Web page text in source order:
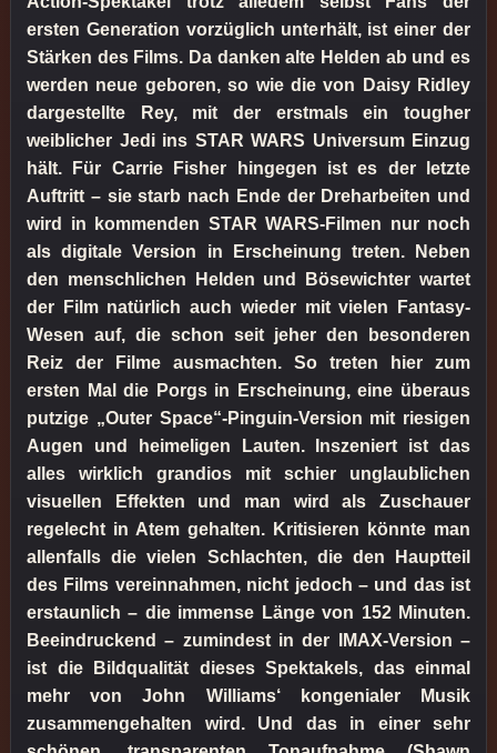
ersten Generation vorzüglich unterhält, ist einer der
Stärken des Films. Da danken alte Helden ab und es
werden neue geboren, so wie die von Daisy Ridley
dargestellte Rey, mit der erstmals ein tougher
weiblicher Jedi ins STAR WARS Universum Einzug
hält. Für Carrie Fisher hingegen ist es der letzte
Auftritt – sie starb nach Ende der Dreharbeiten und
wird in kommenden STAR WARS-Filmen nur noch
als digitale Version in Erscheinung treten. Neben
den menschlichen Helden und Bösewichter wartet
der Film natürlich auch wieder mit vielen Fantasy-
Wesen auf, die schon seit jeher den besonderen
Reiz der Filme ausmachten. So treten hier zum
ersten Mal die Porgs in Erscheinung, eine überaus
putzige „Outer Space“-Pinguin-Version mit riesigen
Augen und heimeligen Lauten. Inszeniert ist das
alles wirklich grandios mit schier unglaublichen
visuellen Effekten und man wird als Zuschauer
regelecht in Atem gehalten. Kritisieren könnte man
allenfalls die vielen Schlachten, die den Hauptteil
des Films vereinnahmen, nicht jedoch – und das ist
erstaunlich – die immense Länge von 152 Minuten.
Beeindruckend – zumindest in der IMAX-Version –
ist die Bildqualität dieses Spektakels, das einmal
mehr von John Williams‘ kongenialer Musik
zusammengehalten wird. Und das in einer sehr